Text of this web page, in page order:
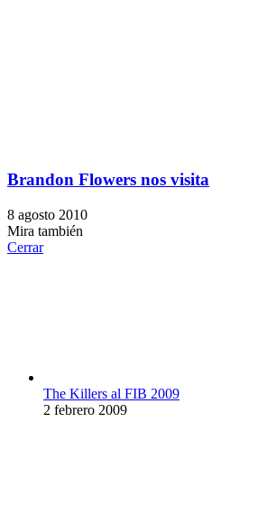
Brandon Flowers nos visita
8 agosto 2010
Mira también
Cerrar
The Killers al FIB 2009
2 febrero 2009